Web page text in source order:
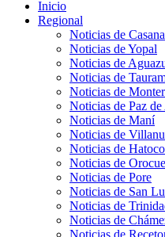
Inicio
Regional
Noticias de
Noticias de Yopal
Noticias de
Noticias de
Noticias de
Noticias de Paz
Noticias de Maní
Noticias de
Noticias de
Noticias de Orocue
Noticias de Pore
Noticias de San
Noticias de
Noticias de
Noticias de